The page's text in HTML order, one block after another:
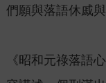
們願與落語休戚
《昭和元祿落語